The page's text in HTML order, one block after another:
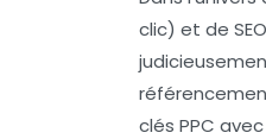
clic) et de SEO
clés PPC